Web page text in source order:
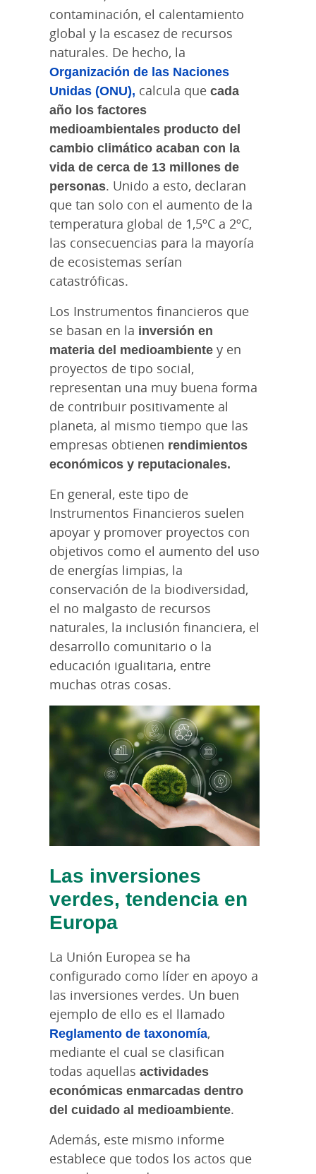
contaminación, el calentamiento
global y la escasez de recursos
naturales. De hecho, la
Organización de las Naciones
Unidas (ONU), calcula que cada
año los factores
medioambientales producto del
cambio climático acaban con la
vida de cerca de 13 millones de
personas. Unido a esto, declaran
que tan solo con el aumento de la
temperatura global de 1,5ºC a 2ºC,
las consecuencias para la mayoría
de ecosistemas serían
catastróficas.
Los Instrumentos financieros que
se basan en la inversión en
materia del medioambiente y en
proyectos de tipo social,
representan una muy buena forma
de contribuir positivamente al
planeta, al mismo tiempo que las
empresas obtienen rendimientos
económicos y reputacionales.
En general, este tipo de
Instrumentos Financieros suelen
apoyar y promover proyectos con
objetivos como el aumento del uso
de energías limpias, la
conservación de la biodiversidad,
el no malgasto de recursos
naturales, la inclusión financiera, el
desarrollo comunitario o la
educación igualitaria, entre
muchas otras cosas.
Las inversiones
verdes, tendencia en
Europa
La Unión Europea se ha
configurado como líder en apoyo a
las inversiones verdes. Un buen
ejemplo de ello es el llamado
Reglamento de taxonomía,
mediante el cual se clasifican
todas aquellas actividades
económicas enmarcadas dentro
del cuidado al medioambiente.
Además, este mismo informe
establece que todos los actos que